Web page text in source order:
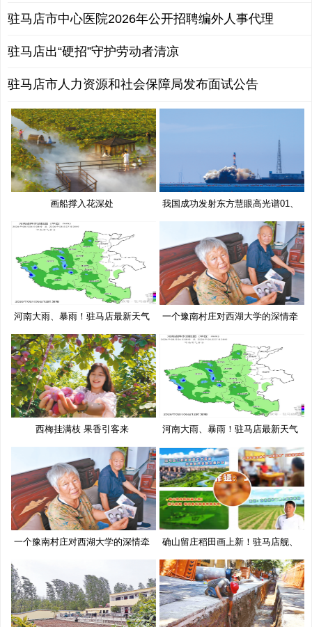
驻马店市中心医院2026年公开招聘编外人事代理
驻马店出“硬招”守护劳动者清凉
驻马店市人力资源和社会保障局发布面试公告
画船撑入花深处
我国成功发射东方慧眼高光谱01、
02
河南大雨、暴雨！驻马店最新天气
预
一个豫南村庄对西湖大学的深情牵
西梅挂满枝 果香引客来
河南大雨、暴雨！驻马店最新天气
预
一个豫南村庄对西湖大学的深情牵
确山留庄稻田画上新！驻马店舰、
移